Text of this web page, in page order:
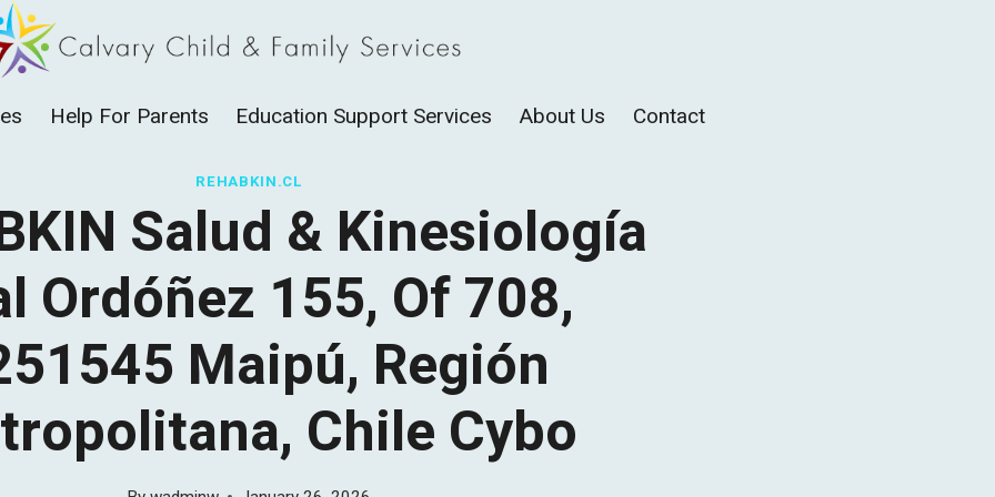
Help For Parents Education Support Services About Us Contact
REHABKIN.CL
Salud & Kinesiología
Ordóñez 155, Of 708,
Maipú, Región
Chile Cybo